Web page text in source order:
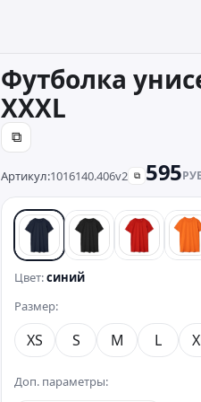
Футболка
XXXL
⧉
Артикул:1016140.406v2 ⧉ 595
синий черныйкрасный
Цвет:синий
Размер:
XS S M L
Доп. параметры: